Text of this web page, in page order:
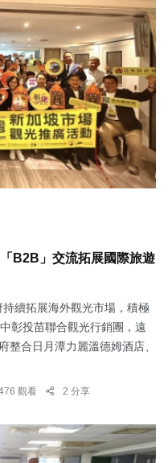
B2B」交流拓展國際旅遊
持續拓展海外觀光市場，積極
彰投苗聯合觀光行銷團，遠
整合日月潭力麗溫德姆酒店、
觀看 2 分享